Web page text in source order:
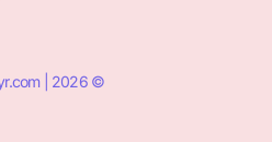
© 2026 | wsltkhayr.com